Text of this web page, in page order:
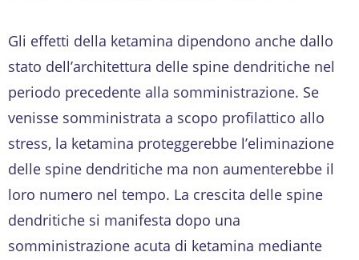
Gli effetti della ketamina dipendono anche dallo
stato dell’architettura delle spine dendritiche nel
periodo precedente alla somministrazione. Se
venisse somministrata a scopo profilattico allo
stress, la ketamina proteggerebbe l’eliminazione
delle spine dendritiche ma non aumenterebbe il
loro numero nel tempo. La crescita delle spine
dendritiche si manifesta dopo una
somministrazione acuta di ketamina mediante